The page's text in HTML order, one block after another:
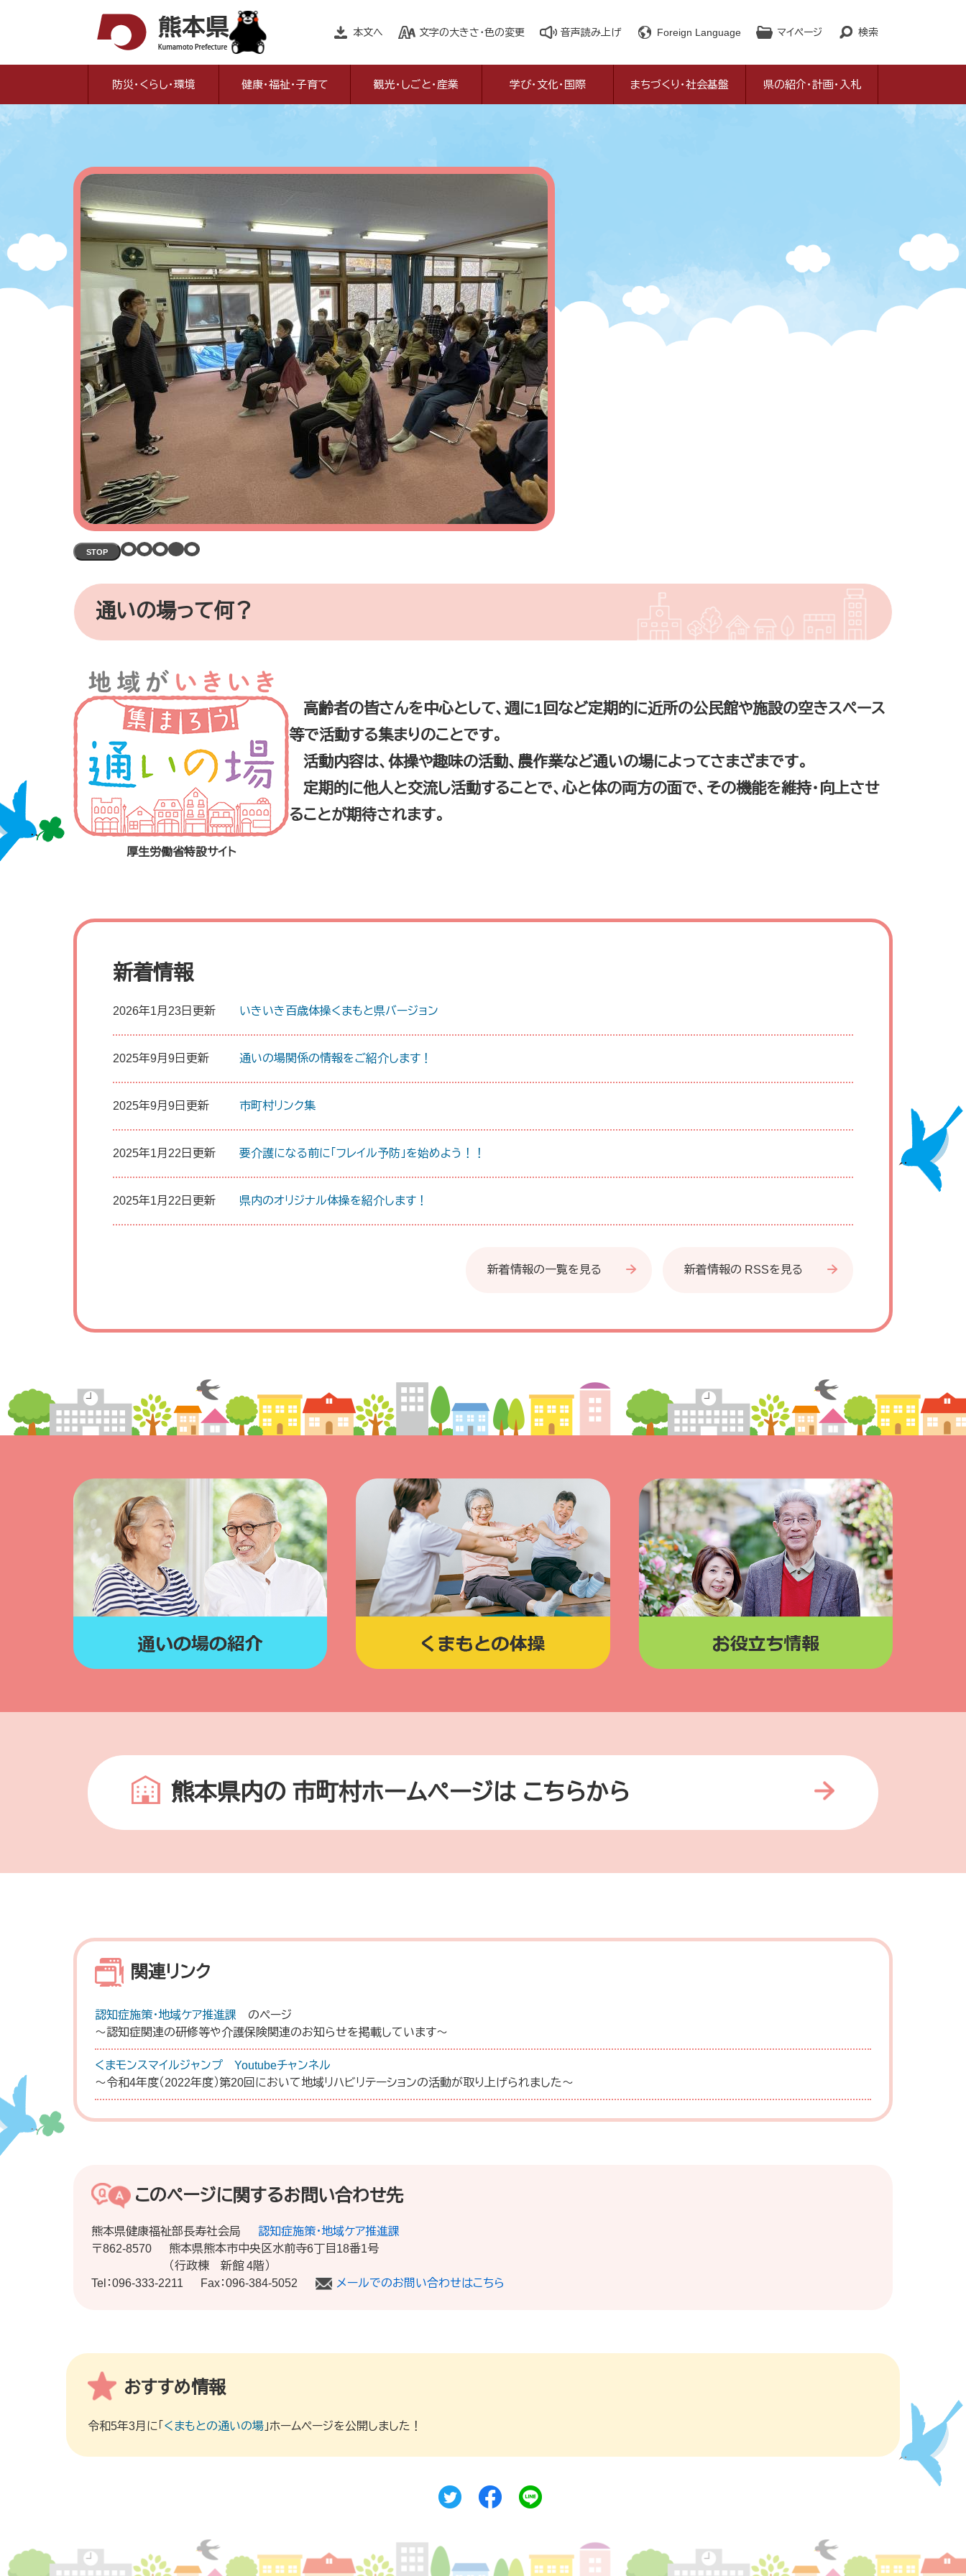
す
し
本文へ 文字の大きさ・色の変更 音声読み上げ Foreign Language マイページ 検索
防災・くらし・環境 健康・福祉・子育て 観光・しごと・産業 学び・文化・国際 まちづくり・社会基盤 県の紹介・計画・入札
場
STOP
文
通いの場って何？
厚生労働省特設サイト
高齢者の皆さんを中心として、週に1回など定期的に近所の公民館や施設の空きスペース
等で活動する集まりのことです。
活動内容は、体操や趣味の活動、農作業など通いの場によってさまざまです。
定期的に他人と交流し活動することで、心と体の両方の面で、その機能を維持・向上させ
ることが期待されます。
新着情報
2026年1月23日更新 いきいき百歳体操くまもと県バージョン
2025年9月9日更新 通いの場関係の情報をご紹介します！
2025年9月9日更新 市町村リンク集
2025年1月22日更新 要介護になる前に「フレイル予防」を始めよう！！
2025年1月22日更新 県内のオリジナル体操を紹介します！
新着情報の一覧を見る 新着情報の RSSを見る
熊本県内の 市町村ホームページは こちらから
関連リンク
認知症施策・地域ケア推進課 のページ
～認知症関連の研修等や介護保険関連のお知らせを掲載しています～
くまモンスマイルジャンプ Youtubeチャンネル
～令和4年度（2022年度）第20回において地域リハビリテーションの活動が取り上げられました～
このページに関するお問い合わせ先
熊本県健康福祉部長寿社会局
認知症施策・地域ケア推進課
〒862-8570
熊本県熊本市中央区水前寺6丁目18番1号
（行政棟 新館 4階）
Tel：096-333-2211
Fax：096-384-5052 メールでのお問い合わせはこちら
おすすめ情報
令和5年3月に「 くまもとの通いの場 」ホームページを公開しました！